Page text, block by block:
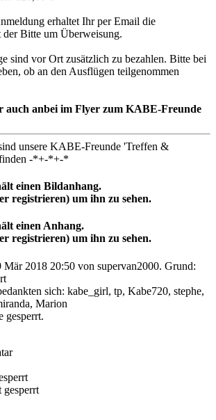
erhaltet Ihr per Email die
Bitte um Überweisung.
sind vor Ort zusätzlich zu bezahlen. Bitte bei
ob an den Ausflügen teilgenommen
auch anbei im Flyer zum KABE-Freunde
unsere KABE-Freunde 'Treffen &
finden -*+-*+-*
einen Bildanhang.
registrieren) um ihn zu sehen.
einen Anhang.
registrieren) um ihn zu sehen.
Mär 2018 20:50 von supervan2000. Grund:
sich: kabe_girl, tp, Kabe720, stephe,
, Marion
gesperrt.